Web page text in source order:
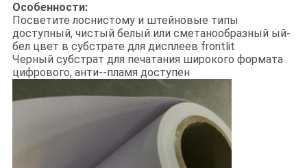
Особенности:
Посветите лоснистому и штейновые типы
доступный, чистый белый или сметанообразный ый-
бел цвет в субстрате для дисплеев frontlit
Черный субстрат для печатания широкого формата
цифрового, анти--пламя доступен